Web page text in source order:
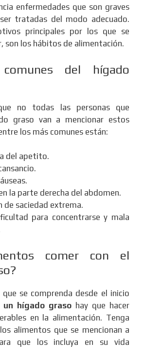
enfermedades que son graves
tratadas del modo adecuado.
principales por los que se
son los hábitos de alimentación.
del hígado
no todas las personas que
graso van a mencionar estos
los más comunes están:
del apetito.
la parte derecha del abdomen.
de saciedad extrema.
para concentrarse y mala
comer con el
se comprenda desde el inicio
un hígado graso hay que hacer
en la alimentación. Tenga
alimentos que se mencionan a
que los incluya en su vida